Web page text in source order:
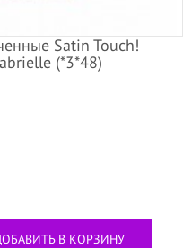
Satin Touch!
(*3*48)
В КОРЗИНУ